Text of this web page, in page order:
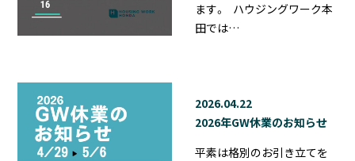
ます。 ハウジングワーク本
田では…
2026.04.22
2026年GW休業のお知らせ
平素は格別のお引き立てを